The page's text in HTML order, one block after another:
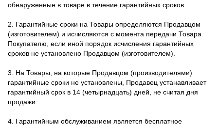
обнаруженные в товаре в течение гарантийных сроков.
2. Гарантийные сроки на Товары определяются Продавцом
(изготовителем) и исчисляются с момента передачи Товара
Покупателю, если иной порядок исчисления гарантийных
сроков не установлено Продавцом (изготовителем).
3. На Товары, на которые Продавцом (производителями)
гарантийные сроки не установлены, Продавец устанавливает
гарантийный срок в 14 (четырнадцать) дней, не считая дня
продажи.
4. Гарантийным обслуживанием является бесплатное